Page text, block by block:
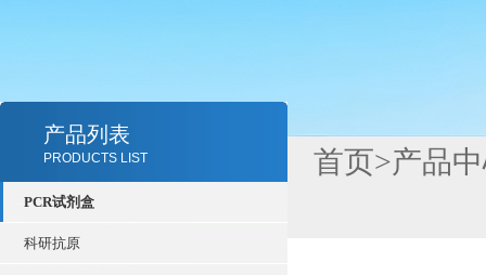
产品列表
PRODUCTS LIST
PCR试剂盒
科研抗原
首页>产品